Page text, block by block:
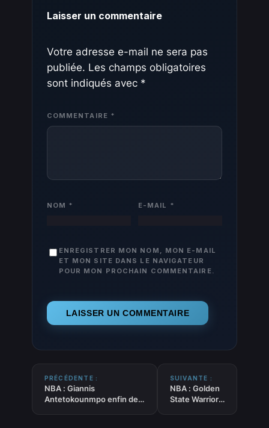
Laisser un commentaire
Votre adresse e-mail ne sera pas
publiée. Les champs obligatoires
sont indiqués avec *
COMMENTAIRE *
NOM * E-MAIL *
ENREGISTRER MON NOM, MON E-MAIL
ET MON SITE DANS LE NAVIGATEUR
POUR MON PROCHAIN COMMENTAIRE.
PRÉCÉDENTE :
NBA : Giannis
Antetokounmpo enfin de
SUIVANTE :
NBA : Golden
State Warriors